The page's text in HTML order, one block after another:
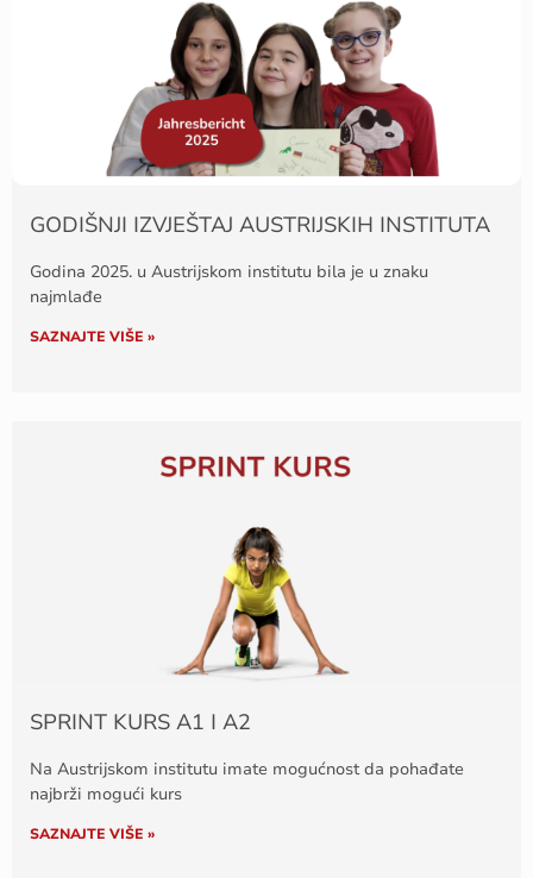
GODIŠNJI IZVJEŠTAJ AUSTRIJSKIH INSTITUTA
Godina 2025. u Austrijskom institutu bila je u znaku
najmlađe
SAZNAJTE VIŠE »
SPRINT KURS A1 I A2
Na Austrijskom institutu imate mogućnost da pohađate
najbrži mogući kurs
SAZNAJTE VIŠE »